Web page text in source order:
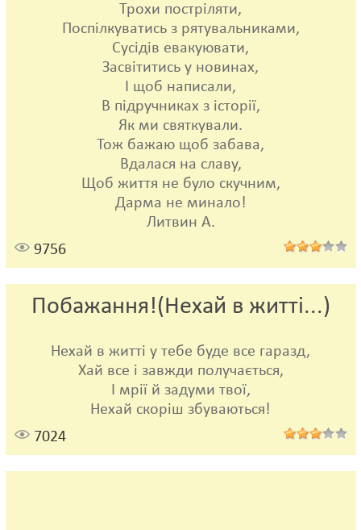
Трохи постріляти,
Поспілкуватись з рятувальниками,
Сусідів евакуювати,
Засвітитись у новинах,
І щоб написали,
В підручниках з історії,
Як ми святкували.
Тож бажаю щоб забава,
Вдалася на славу,
Щоб життя не було скучним,
Дарма не минало!
Литвин А.
9756
Побажання!(Нехай в житті...)
Нехай в житті у тебе буде все гаразд,
Хай все і завжди получається,
І мрії й задуми твої,
Нехай скоріш збуваються!
7024